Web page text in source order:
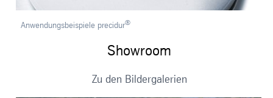
Anwendungsbeispiele precidur®
Showroom
Zu den Bildergalerien